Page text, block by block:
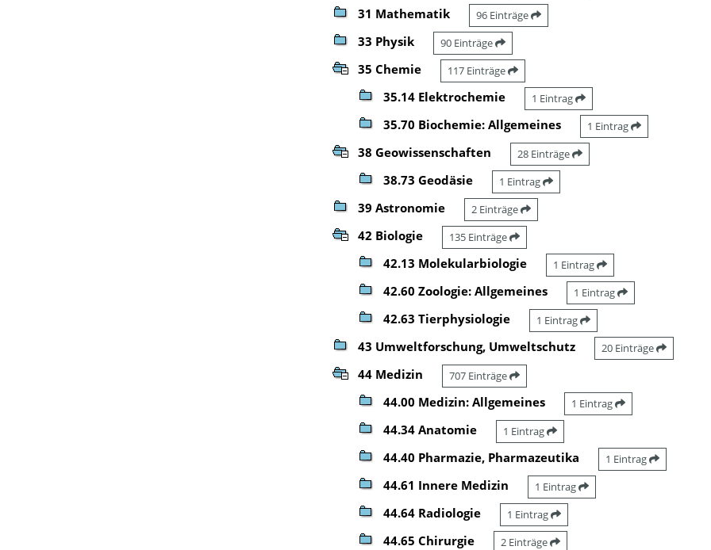
31 Mathematik 96 Einträge
33 Physik 90 Einträge
35 Chemie 117 Einträge
35.14 Elektrochemie 1 Eintrag
35.70 Biochemie: Allgemeines 1 Eintrag
38 Geowissenschaften 28 Einträge
38.73 Geodäsie 1 Eintrag
39 Astronomie 2 Einträge
42 Biologie 135 Einträge
42.13 Molekularbiologie 1 Eintrag
42.60 Zoologie: Allgemeines 1 Eintrag
42.63 Tierphysiologie 1 Eintrag
43 Umweltforschung, Umweltschutz 20 Einträge
44 Medizin 707 Einträge
44.00 Medizin: Allgemeines 1 Eintrag
44.34 Anatomie 1 Eintrag
44.40 Pharmazie, Pharmazeutika 1 Eintrag
44.61 Innere Medizin 1 Eintrag
44.64 Radiologie 1 Eintrag
44.65 Chirurgie 2 Einträge